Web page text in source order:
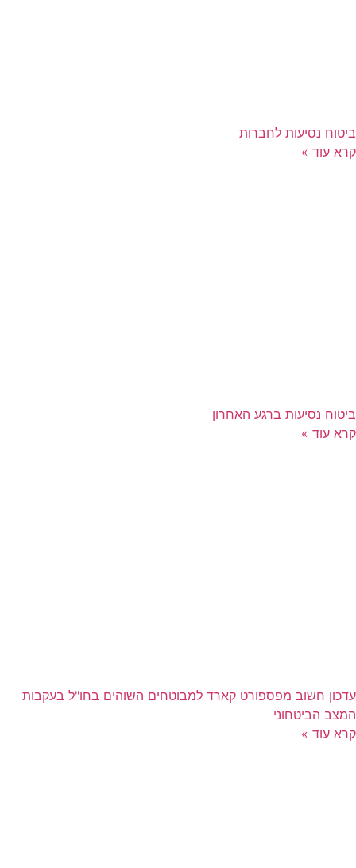
ביטוח נסיעות לחברות
קרא עוד »
ביטוח נסיעות ברגע האחרון
קרא עוד »
עדכון חשוב מפספורט קארד למבוטחים השוהים בחו"ל בעקבות
המצב הביטחוני
קרא עוד »